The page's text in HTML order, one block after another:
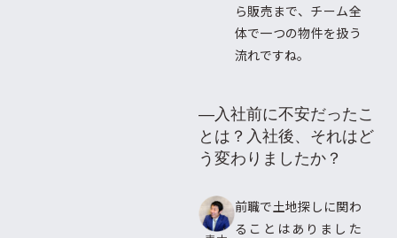
ら販売まで、チーム全
体で一つの物件を扱う
流れですね。
―入社前に不安だったこ
とは？入社後、それはど
う変わりましたか？
前職で土地探しに関わ
ることはありました